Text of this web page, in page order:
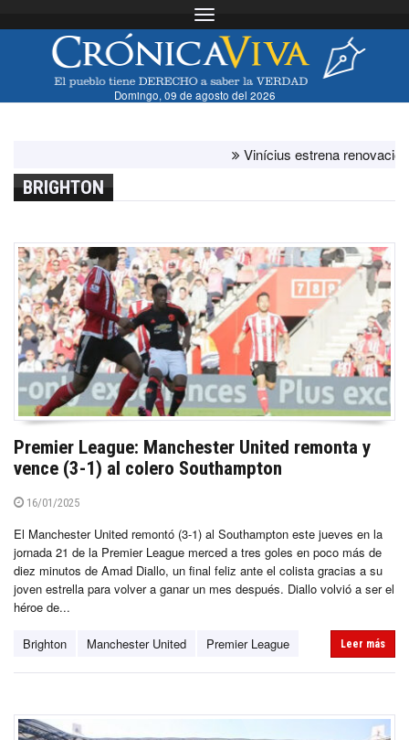
Toggle navigation
Domingo, 09 de agosto del 2026
Vinícius estrena renovación
BRIGHTON
Premier League: Manchester United remonta y
vence (3-1) al colero Southampton
16/01/2025
El Manchester United remontó (3-1) al Southampton este jueves en la
jornada 21 de la Premier League merced a tres goles en poco más de
diez minutos de Amad Diallo, un final feliz ante el colista gracias a su
joven estrella para volver a ganar un mes después. Diallo volvió a ser el
héroe de...
Brighton Manchester United Premier League Leer más